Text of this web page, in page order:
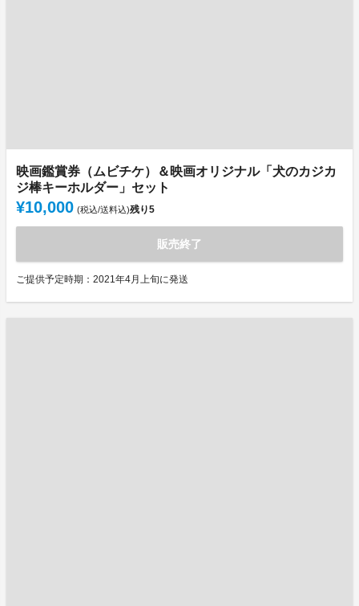
映画鑑賞券（ムビチケ）＆映画オリジナル「犬のカジカ
ジ棒キーホルダー」セット
¥10,000 (税込/送料込)残り5
販売終了
ご提供予定時期：2021年4月上旬に発送